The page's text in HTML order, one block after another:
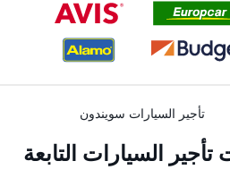
تأجير السيارات سويندون
السيارات التابعة